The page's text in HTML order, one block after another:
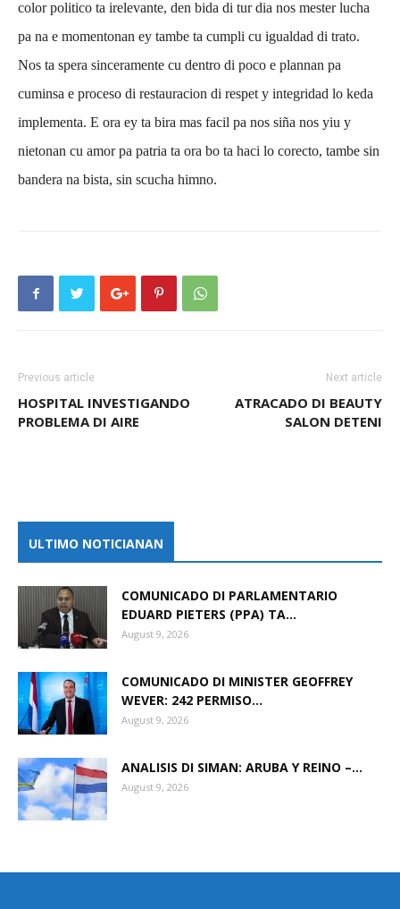
color politico ta irelevante, den bida di tur dia nos mester lucha
pa na e momentonan ey tambe ta cumpli cu igualdad di trato.
Nos ta spera sinceramente cu dentro di poco e plannan pa
cuminsa e proceso di restauracion di respet y integridad lo keda
implementa. E ora ey ta bira mas facil pa nos siña nos yiu y
nietonan cu amor pa patria ta ora bo ta haci lo corecto, tambe sin
bandera na bista, sin scucha himno.
Previous article
HOSPITAL INVESTIGANDO
PROBLEMA DI AIRE
Next article
ATRACADO DI BEAUTY
SALON DETENI
ULTIMO NOTICIANAN
COMUNICADO DI PARLAMENTARIO
EDUARD PIETERS (PPA) TA...
August 9, 2026
COMUNICADO DI MINISTER GEOFFREY
WEVER: 242 PERMISO...
August 9, 2026
ANALISIS DI SIMAN: ARUBA Y REINO –...
August 9, 2026